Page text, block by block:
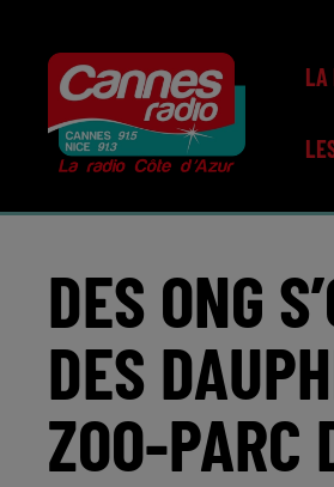
LA
DES ONG
DES
ZOO-PARC